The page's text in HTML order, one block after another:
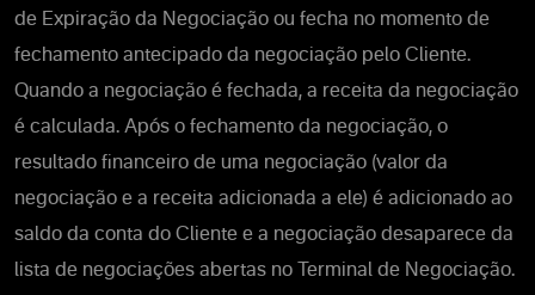
de Expiração da Negociação ou fecha no momento de
fechamento antecipado da negociação pelo Cliente.
Quando a negociação é fechada, a receita da negociação
é calculada. Após o fechamento da negociação, o
resultado financeiro de uma negociação (valor da
negociação e a receita adicionada a ele) é adicionado ao
saldo da conta do Cliente e a negociação desaparece da
lista de negociações abertas no Terminal de Negociação.